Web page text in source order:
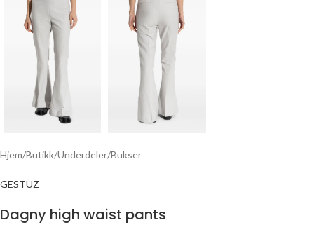
Hjem/Butikk/Underdeler/Bukser
GESTUZ
Dagny high waist pants